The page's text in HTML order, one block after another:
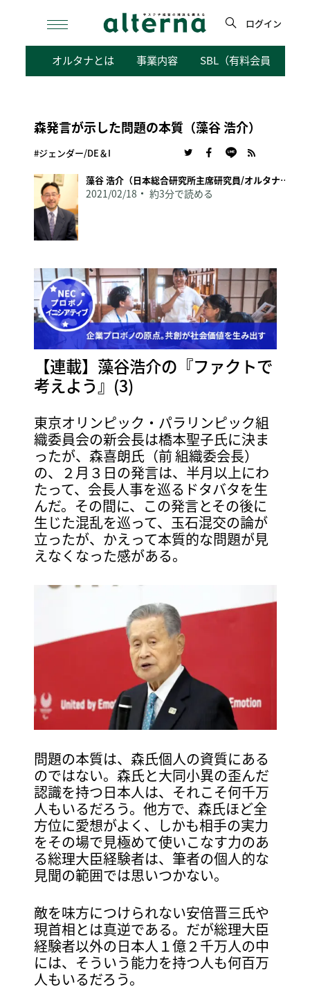
検
ログイン
オルタナとは 事業内容 SBL（有料会員向けサ
森発言が示した問題の本質（藻谷 浩介）
#ジェンダー/DE＆I
藻谷 浩介（日本総合研究所主席研究員/オルタナ客員論説委員）
2021/02/18 約3分で読める
【連載】藻谷浩介の『ファクトで
考えよう』(3)
東京オリンピック・パラリンピック組
織委員会の新会長は橋本聖子氏に決ま
ったが、森喜朗氏（前 組織委会長）
の、２月３日の発言は、半月以上にわ
たって、会長人事を巡るドタバタを生
んだ。その間に、この発言とその後に
生じた混乱を巡って、玉石混交の論が
立ったが、かえって本質的な問題が見
えなくなった感がある。
問題の本質は、森氏個人の資質にある
のではない。森氏と大同小異の歪んだ
認識を持つ日本人は、それこそ何千万
人もいるだろう。他方で、森氏ほど全
方位に愛想がよく、しかも相手の実力
をその場で見極めて使いこなす力のあ
る総理大臣経験者は、筆者の個人的な
見聞の範囲では思いつかない。
敵を味方につけられない安倍晋三氏や
現首相とは真逆である。だが総理大臣
経験者以外の日本人１億２千万人の中
には、そういう能力を持つ人も何百万
人もいるだろう。